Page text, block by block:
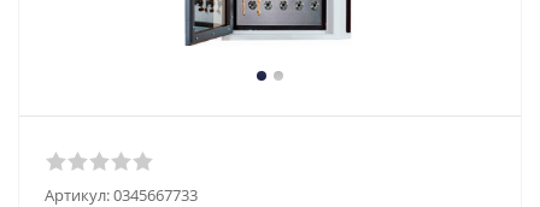
Артикул:0345667733